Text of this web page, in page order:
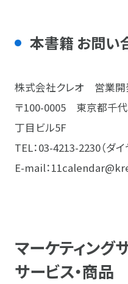
本書籍 お問い
株式会社クレオ 営業
〒100-0005 東京都千
丁目ビル5F
TEL：03-4213-2230（ダイ
E-mail：
マーケティング
サービス・商品